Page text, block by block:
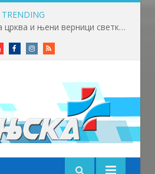
TRENDING
Српска православна црква и њени верници светкују Светог Пантелејмона
YoutubeFacebookInstagram
RSS